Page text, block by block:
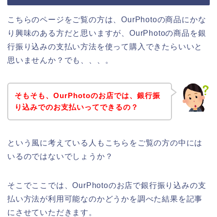
こちらのページをご覧の方は、OurPhotoの商品にかな
り興味のある方だと思いますが、OurPhotoの商品を銀
行振り込みの支払い方法を使って購入できたらいいと
思いませんか？でも、、、。
そもそも、OurPhotoのお店では、銀行振
り込みでのお支払いってできるの？
という風に考えている人もこちらをご覧の方の中には
いるのではないでしょうか？
そこでここでは、OurPhotoのお店で銀行振り込みの支
払い方法が利用可能なのかどうかを調べた結果を記事
にさせていただきます。